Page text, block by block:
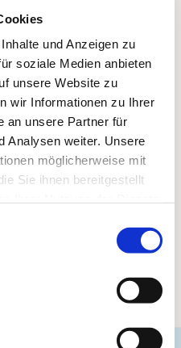
und Anzeigen zu
soziale Medien anbieten
unsere Website zu
wir Informationen zu Ihrer
an unsere Partner für
Analysen weiter. Unsere
möglicherweise mit
Sie ihnen bereitgestellt